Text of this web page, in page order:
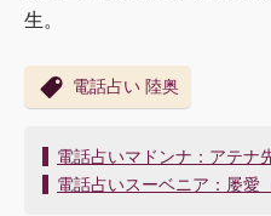
生。
電話占い 陸奥
投
稿
電話占いマドンナ：アテナ
電話占いスーベニア：屡愛